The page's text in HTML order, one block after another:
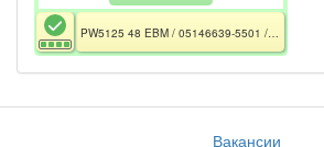
PW5125 48 EBM / 05146639-5501 / 1500-2200BA / 8xАКБ 12V 9Ач / РСТ
Вакансии